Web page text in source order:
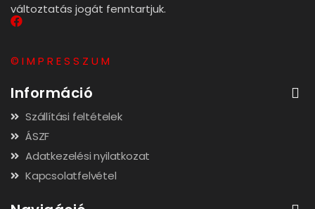
változtatás jogát fenntartjuk.
© I M P R E S S Z U M
Információ
Szállítási feltételek
ÁSZF
Adatkezelési nyilatkozat
Kapcsolatfelvétel